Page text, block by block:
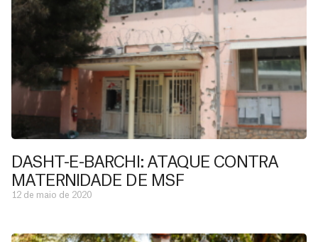
DASHT-E-BARCHI: ATAQUE CONTRA
MATERNIDADE DE MSF
12 de maio de 2020